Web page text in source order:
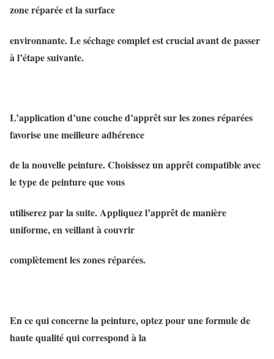
zone réparée et la surface
environnante. Le séchage complet est crucial avant de passer
à l’étape suivante.
L’application d’une couche d’apprêt sur les zones réparées
favorise une meilleure adhérence
de la nouvelle peinture. Choisissez un apprêt compatible avec
le type de peinture que vous
utiliserez par la suite. Appliquez l’apprêt de manière
uniforme, en veillant à couvrir
complètement les zones réparées.
En ce qui concerne la peinture, optez pour une formule de
haute qualité qui correspond à la